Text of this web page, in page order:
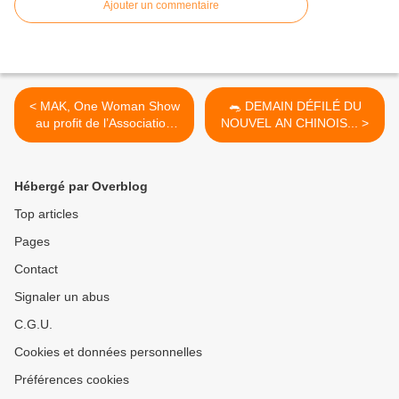
Ajouter un commentaire
< MAK, One Woman Show
au profit de l’Association
"des rêves pour Yanis" le 8
🐀 DEMAIN DÉFILÉ DU
NOUVEL AN CHINOIS... >
Hébergé par Overblog
Top articles
Pages
Contact
Signaler un abus
C.G.U.
Cookies et données personnelles
Préférences cookies